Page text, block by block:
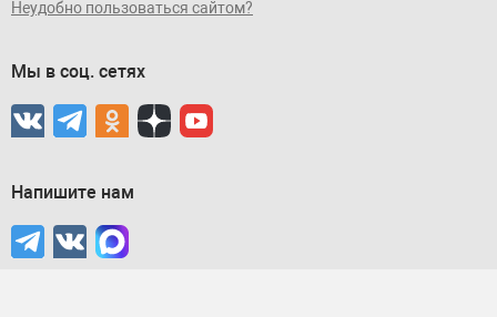
Неудобно пользоваться сайтом?
Мы в соц. сетях
Напишите нам